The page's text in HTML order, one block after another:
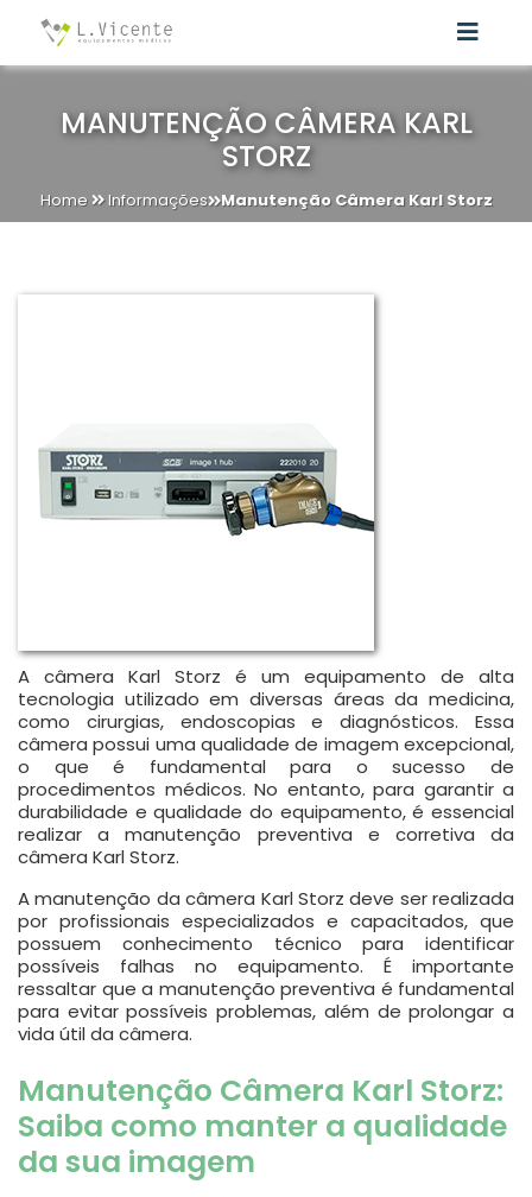
MANUTENÇÃO CÂMERA KARL
STORZ
Home Informações Manutenção Câmera Karl Storz
A câmera Karl Storz é um equipamento de alta
tecnologia utilizado em diversas áreas da medicina,
como cirurgias, endoscopias e diagnósticos. Essa
câmera possui uma qualidade de imagem excepcional,
o que é fundamental para o sucesso de
procedimentos médicos. No entanto, para garantir a
durabilidade e qualidade do equipamento, é essencial
realizar a manutenção preventiva e corretiva da
câmera Karl Storz.
A manutenção da câmera Karl Storz deve ser realizada
por profissionais especializados e capacitados, que
possuem conhecimento técnico para identificar
possíveis falhas no equipamento. É importante
ressaltar que a manutenção preventiva é fundamental
para evitar possíveis problemas, além de prolongar a
vida útil da câmera.
Manutenção Câmera Karl Storz:
Saiba como manter a qualidade
da sua imagem